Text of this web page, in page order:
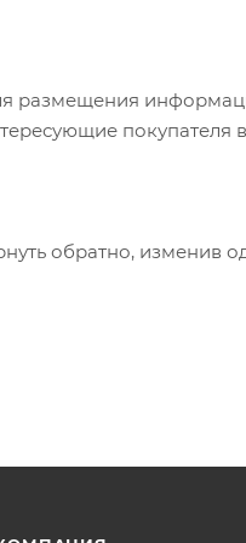
размещения
покупателя
обратно, изменив